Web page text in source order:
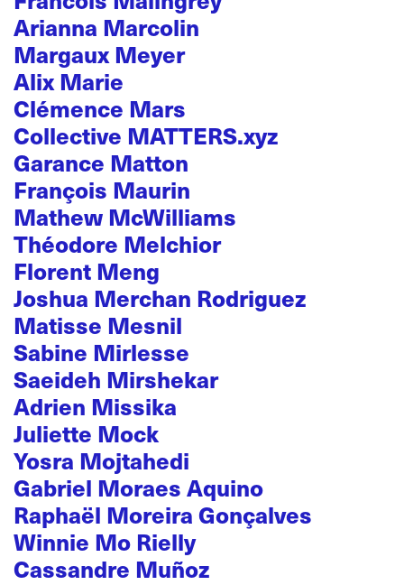
Arianna Marcolin
Margaux Meyer
Alix Marie
Clémence Mars
Collective MATTERS.xyz
Garance Matton
François Maurin
Mathew McWilliams
Théodore Melchior
Florent Meng
Joshua Merchan Rodriguez
Matisse Mesnil
Sabine Mirlesse
Saeideh Mirshekar
Adrien Missika
Juliette Mock
Yosra Mojtahedi
Gabriel Moraes Aquino
Raphaël Moreira Gonçalves
Winnie Mo Rielly
Cassandre Muñoz